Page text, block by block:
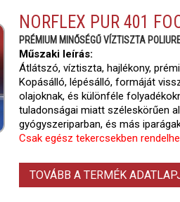
NORFLEX PUR 401
PRÉMIUM MINŐSÉGŰ VÍZTISZTA
Műszaki leírás:
Átlátszó, víztiszta, hajlékony,
Kopásálló, lépésálló, formáját
olajoknak, és különféle
tuladonságai miatt széleskörűen
gyógyszeriparban, és más
Csak egész tekercsekben
TOVÁBB A TERMÉK